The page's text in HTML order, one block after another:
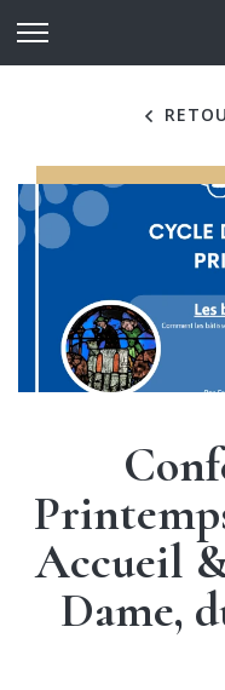
Aller au contenu
Accueil
Dame,